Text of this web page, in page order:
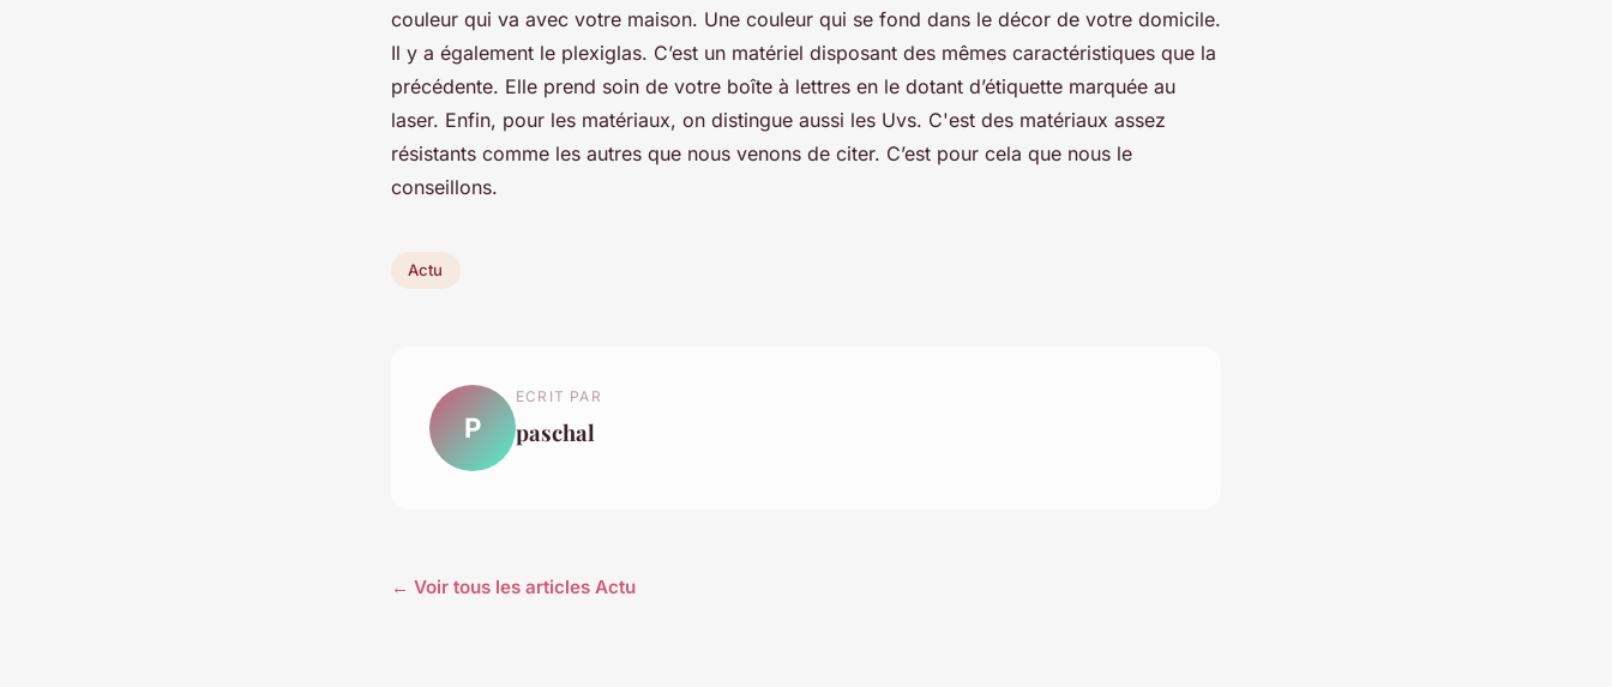
couleur qui va avec votre maison. Une couleur qui se fond dans le décor de votre domicile.
Il y a également le plexiglas. C’est un matériel disposant des mêmes caractéristiques que la
précédente. Elle prend soin de votre boîte à lettres en le dotant d’étiquette marquée au
laser. Enfin, pour les matériaux, on distingue aussi les Uvs. C'est des matériaux assez
résistants comme les autres que nous venons de citer. C’est pour cela que nous le
conseillons.
Actu
P
ECRIT PAR
paschal
← Voir tous les articles Actu